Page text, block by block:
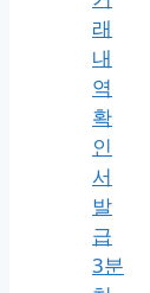
래
내
역
확
인
서
발
급
3분